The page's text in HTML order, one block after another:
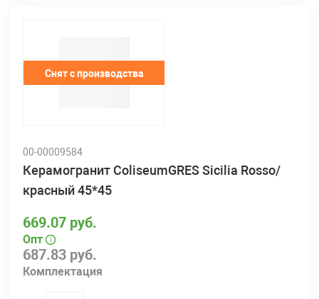
Снят с производства
00-00009584
Керамогранит ColiseumGRES Sicilia Rosso/
красный 45*45
687.83 руб.
Комплектация
669.07 руб.
Опт